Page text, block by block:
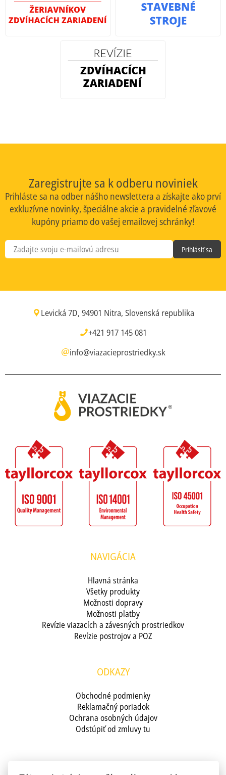
Zaregistrujte sa k odberu noviniek
Prihláste sa na odber nášho newslettera a získajte ako prví
exkluzívne novinky, špeciálne akcie a pravidelné zľavové
kupóny priamo do vašej emailovej schránky!
Prihlásiť sa
Levická 7D, 94901 Nitra, Slovenská republika
+421 917 145 081
info@viazacieprostriedky.sk
NAVIGÁCIA
Hlavná stránka
Všetky produkty
Možnosti dopravy
Možnosti platby
Revízie viazacích a závesných prostriedkov
Revízie postrojov a POZ
ODKAZY
Obchodné podmienky
Reklamačný poriadok
Ochrana osobných údajov
Odstúpiť od zmluvy tu